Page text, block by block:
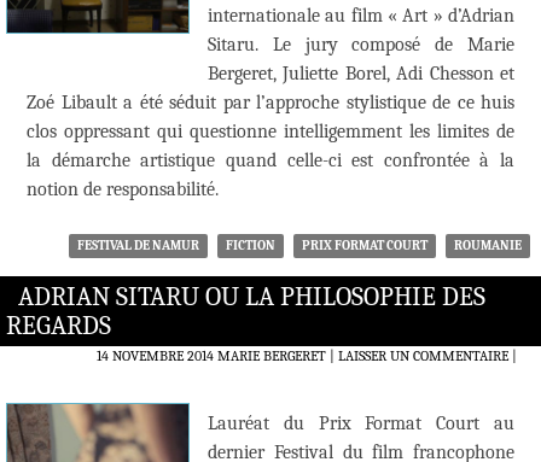
internationale au film « Art » d’Adrian
Sitaru. Le jury composé de Marie
Bergeret, Juliette Borel, Adi Chesson et
Zoé Libault a été séduit par l’approche stylistique de ce huis
clos oppressant qui questionne intelligemment les limites de
la démarche artistique quand celle-ci est confrontée à la
notion de responsabilité.
FESTIVAL DE NAMUR FICTION PRIX FORMAT COURT ROUMANIE
ADRIAN SITARU OU LA PHILOSOPHIE DES
REGARDS
14 NOVEMBRE 2014 MARIE BERGERET LAISSER UN COMMENTAIRE|
Lauréat du Prix Format Court au
dernier Festival du film francophone